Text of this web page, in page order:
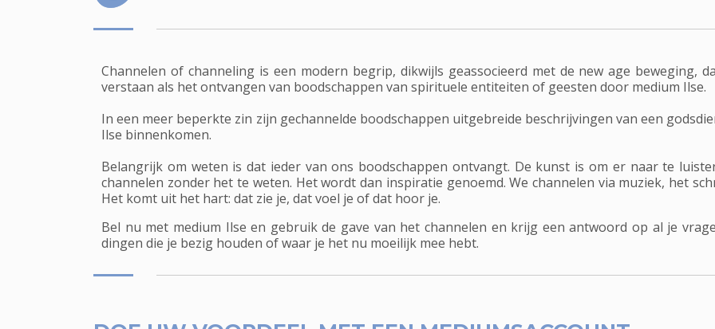
Channelen of channeling is een modern begrip, dikwijls geassocieerd met de new age beweging,
verstaan als het ontvangen van boodschappen van spirituele entiteiten of geesten door medium Ilse.
In een meer beperkte zin zijn gechannelde boodschappen uitgebreide beschrijvingen van een
Ilse binnenkomen.
Belangrijk om weten is dat ieder van ons boodschappen ontvangt. De kunst is om er naar te
channelen zonder het te weten. Het wordt dan inspiratie genoemd. We channelen via muziek, het
Het komt uit het hart: dat zie je, dat voel je of dat hoor je.
Bel nu met medium Ilse en gebruik de gave van het channelen en krijg een antwoord op al je
dingen die je bezig houden of waar je het nu moeilijk mee hebt.